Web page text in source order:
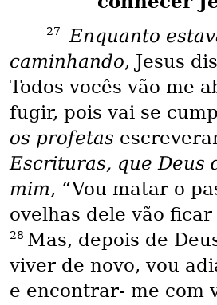
27
Enquanto
caminhando, Jesus
Todos vocês vão me
fugir, pois vai se
os profetas
Escrituras, que Deus
mim, “Vou matar o
ovelhas dele vão ficar
28 Mas, depois de
viver de novo, vou
e encontrar- me com